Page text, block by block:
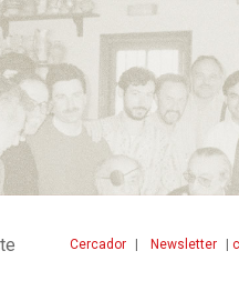
Cercador Newsletter